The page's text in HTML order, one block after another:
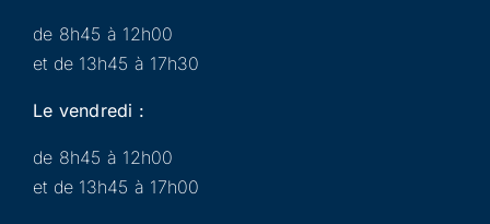
de 8h45 à 12h00
et de 13h45 à 17h30
Le vendredi :
de 8h45 à 12h00
et de 13h45 à 17h00